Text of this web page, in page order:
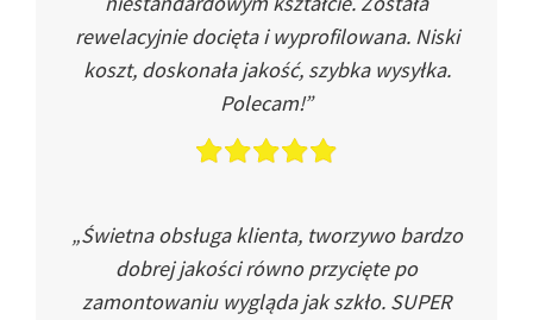
rewelacyjnie docięta i wyprofilowana. Niski
koszt, doskonała jakość, szybka wysyłka.
Polecam!”
„Świetna obsługa klienta, tworzywo bardzo
dobrej jakości równo przycięte po
zamontowaniu wygląda jak szkło. SUPER